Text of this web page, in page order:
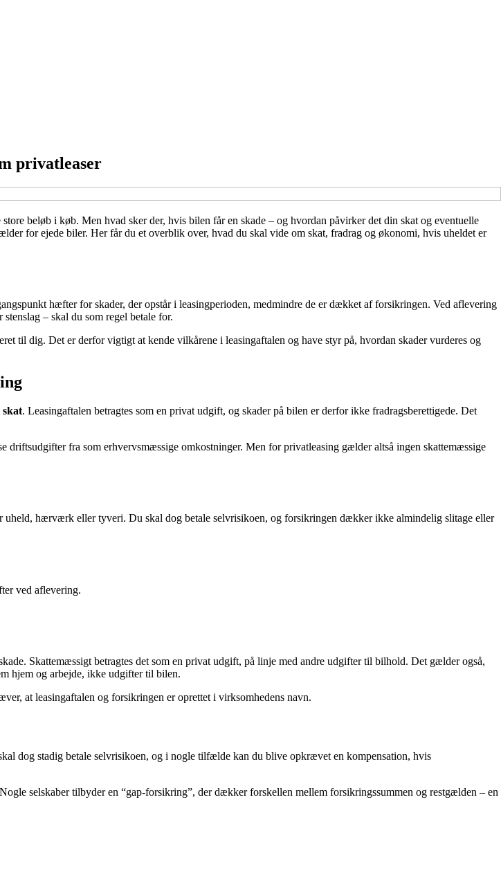
privatleaser
beløb i køb. Men hvad sker der, hvis bilen får en skade – og hvordan påvirker det din skat og eventuelle
for ejede biler. Her får du et overblik over, hvad du skal vide om skat, fradrag og økonomi, hvis uheldet er
hæfter for skader, der opstår i leasingperioden, medmindre de er dækket af forsikringen. Ved aflevering
– skal du som regel betale for.
til dig. Det er derfor vigtigt at kende vilkårene i leasingaftalen og have styr på, hvordan skader vurderes og
. Leasingaftalen betragtes som en privat udgift, og skader på bilen er derfor ikke fradragsberettigede. Det
driftsudgifter fra som erhvervsmæssige omkostninger. Men for privatleasing gælder altså ingen skattemæssige
uheld, hærværk eller tyveri. Du skal dog betale selvrisikoen, og forsikringen dækker ikke almindelig slitage eller
ved aflevering.
Skattemæssigt betragtes det som en privat udgift, på linje med andre udgifter til bilhold. Det gælder også,
hjem og arbejde, ikke udgifter til bilen.
at leasingaftalen og forsikringen er oprettet i virksomhedens navn.
dog stadig betale selvrisikoen, og i nogle tilfælde kan du blive opkrævet en kompensation, hvis
selskaber tilbyder en “gap-forsikring”, der dækker forskellen mellem forsikringssummen og restgælden – en